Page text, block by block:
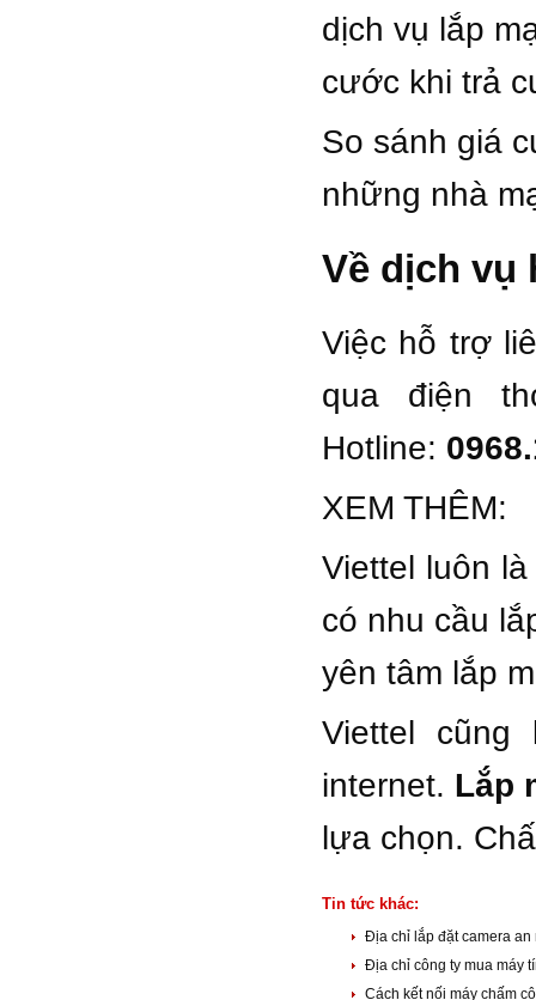
dịch vụ lắp
cước khi trả
So sánh giá
những nhà
Về dịch vụ
Việc hỗ trợ
qua điện
Hotline:
XEM THÊM:
Viettel luôn
có nhu cầu
yên tâm lắp
Viettel
internet. Lắp
lựa chọn.
Tin tức khác:
Địa chỉ lắp đặt camera an
Địa chỉ công ty mua máy
Cách kết nối máy chấm